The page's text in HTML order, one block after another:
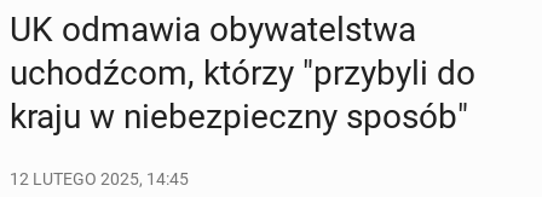
UK odmawia oby­wa­tel­stwa
uchodź­com, którzy "przy­by­li do
kraju w nie­bez­piecz­ny sposób"
12 LUTEGO 2025, 14:45